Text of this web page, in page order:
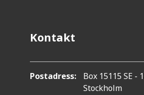
Kontakt
Postadress:
Box 15115 SE -
Stockholm